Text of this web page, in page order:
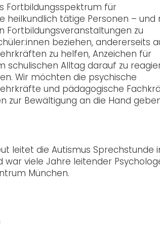
Fortbildungsspektrum für
heilkundlich tätige Personen – und
Fortbildungsveranstaltungen zu
beziehen, andererseits
zu helfen, Anzeichen für
schulischen Alltag darauf zu
Wir möchten die psychische
und pädagogische
zur Bewältigung an die Hand
leitet die Autismus Sprechstunde
war viele Jahre leitender
München.